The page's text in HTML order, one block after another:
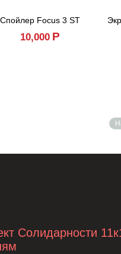
Спойлер Focus 3 ST
10,000 Р
Солидарности